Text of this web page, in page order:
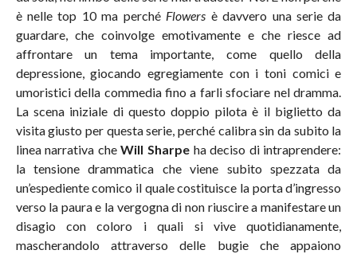
è nelle top 10 ma perché Flowers è davvero una serie da
guardare, che coinvolge emotivamente e che riesce ad
affrontare un tema importante, come quello della
depressione, giocando egregiamente con i toni comici e
umoristici della commedia fino a farli sfociare nel dramma.
La scena iniziale di questo doppio pilota è il biglietto da
visita giusto per questa serie, perché calibra sin da subito la
linea narrativa cheWill Sharpe ha deciso di intraprendere:
la tensione drammatica che viene subito spezzata da
un’espediente comico il quale costituisce la porta d’ingresso
verso la paura e la vergogna di non riuscire a manifestare un
disagio con coloro i quali si vive quotidianamente,
mascherandolo attraverso delle bugie che appaiono